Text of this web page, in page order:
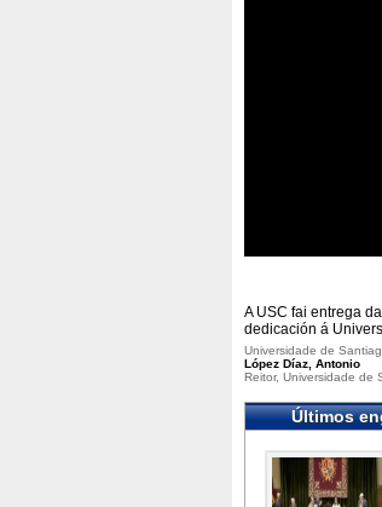
A USC fai entrega
dedicación á
Universidade de
López Díaz, Antonio
Reitor, Universidade de
Últimos